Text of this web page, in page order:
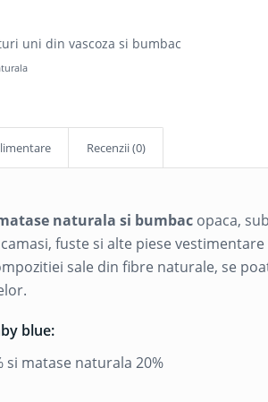
uni din vascoza si bumbac
Recenzii (0)
naturala si bumbac opaca,
fuste si alte piese
sale din fibre naturale, se
blue:
si matase naturala 20%